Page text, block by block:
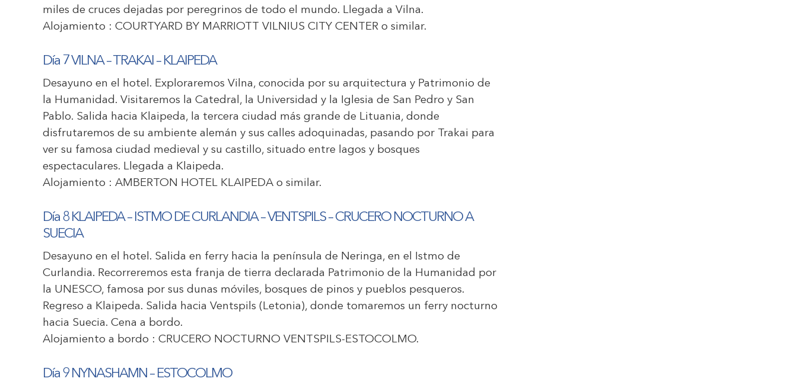
miles de cruces dejadas por peregrinos de todo el mundo. Llegada a Vilna.
Alojamiento : COURTYARD BY MARRIOTT VILNIUS CITY CENTER o similar.
Día 7 VILNA – TRAKAI – KLAIPEDA
Desayuno en el hotel. Exploraremos Vilna, conocida por su arquitectura y Patrimonio de
la Humanidad. Visitaremos la Catedral, la Universidad y la Iglesia de San Pedro y San
Pablo. Salida hacia Klaipeda, la tercera ciudad más grande de Lituania, donde
disfrutaremos de su ambiente alemán y sus calles adoquinadas, pasando por Trakai para
ver su famosa ciudad medieval y su castillo, situado entre lagos y bosques
espectaculares. Llegada a Klaipeda.
Alojamiento : AMBERTON HOTEL KLAIPEDA o similar.
Día 8 KLAIPEDA – ISTMO DE CURLANDIA – VENTSPILS – CRUCERO NOCTURNO A
SUECIA
Desayuno en el hotel. Salida en ferry hacia la península de Neringa, en el Istmo de
Curlandia. Recorreremos esta franja de tierra declarada Patrimonio de la Humanidad por
la UNESCO, famosa por sus dunas móviles, bosques de pinos y pueblos pesqueros.
Regreso a Klaipeda. Salida hacia Ventspils (Letonia), donde tomaremos un ferry nocturno
hacia Suecia. Cena a bordo.
Alojamiento a bordo : CRUCERO NOCTURNO VENTSPILS-ESTOCOLMO.
Día 9 NYNASHAMN – ESTOCOLMO